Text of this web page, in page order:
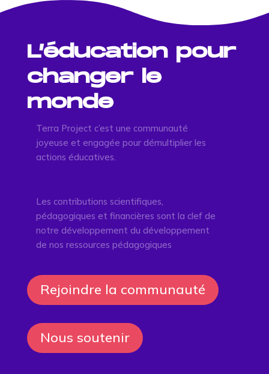
L’éducation pour
changer le
monde
Terra Project c’est une communauté
joyeuse et engagée pour démultiplier les
actions éducatives.
Les contributions scientifiques,
pédagogiques et financières sont la clef de
notre développement du développement
de nos ressources pédagogiques
Rejoindre la communauté
Nous soutenir